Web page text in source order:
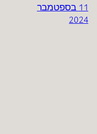
11 בספטמבר
2024